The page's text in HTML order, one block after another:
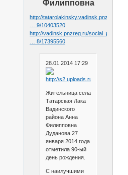
Филипповна
http://tatarolakinsky.vadinsk.pnzreg.ru
… 9/10403520
http://vadinsk.pnzreg.ru/social_protect
… 8/17395560
28.01.2014 17:29
Жительница села
Татарская Лака
Вадинского
района Анна
Филипповна
Дуданова 27
января 2014 года
отметила 90-ый
день рождения.
С наилучшими